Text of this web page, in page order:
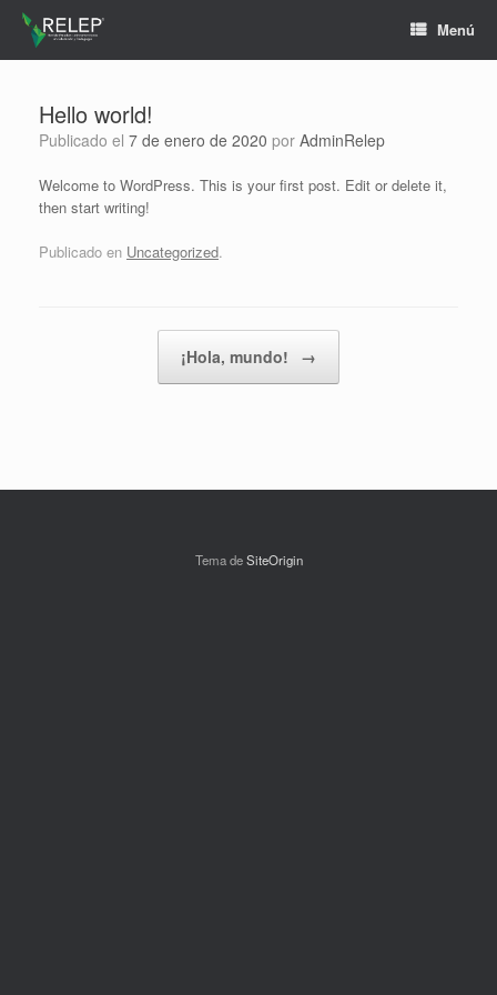
Menú
Hello world!
Publicado el 7 de enero de 2020 por AdminRelep
Welcome to WordPress. This is your first post. Edit or delete it,
then start writing!
Publicado en Uncategorized.
¡Hola, mundo! →
Tema deSiteOrigin